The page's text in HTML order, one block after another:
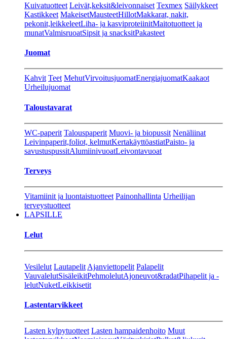
Kuivatuotteet Leivät,keksit&leivonnaiset Texmex Säilykkeet
Kastikkeet MakeisetMausteetHillotMakkarat, nakit,
pekonit,leikkeleetLiha- ja kasviproteiinitMaitotuotteet ja
munatValmisruoatSipsit ja snacksitPakasteet
Juomat
Kahvit Teet MehutVirvoitusjuomatEnergiajuomatKaakaot
Urheilujuomat
Taloustavarat
WC-paperit Talouspaperit Muovi- ja biopussit Nenäliinat
Leivinpaperit,foliot, kelmutKertakäyttöastiatPaisto- ja
savustuspussitAlumiinivuoatLeivontavuoat
Terveys
Vitamiinit ja luontaistuotteet Painonhallinta Urheilijan
terveystuotteet
LAPSILLE
Lelut
Vesilelut Lautapelit Ajanviettopelit Palapelit
VauvalelutSisäleikitPehmolelutAjoneuvot&radatPihapelit ja -
lelutNuketLeikkisetit
Lastentarvikkeet
Lasten kylpytuotteet Lasten hampaidenhoito Muut